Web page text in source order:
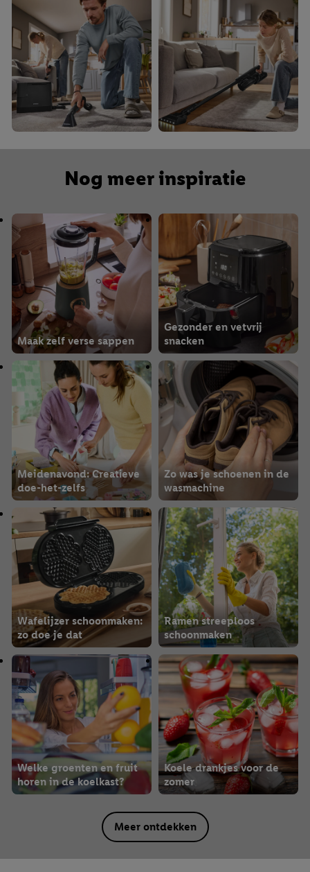
Nog meer inspiratie
Maak zelf verse sappen
Gezonder en vetvrij
snacken
Meidenavond: Creatieve
doe-het-zelfs
Zo was je schoenen in de
wasmachine
Wafelijzer schoonmaken:
zo doe je dat
Ramen streeploos
schoonmaken
Welke groenten en fruit
horen in de koelkast?
Koele drankjes voor de
zomer
Meer ontdekken